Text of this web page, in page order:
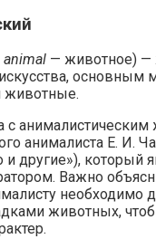
animal — животное) —
основным
животные.
с
анималиста Е. И.
другие»), который
Важно
необходимо
животных,